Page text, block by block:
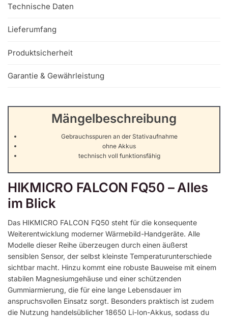
Technische Daten
Lieferumfang
Produktsicherheit
Garantie & Gewährleistung
Mängelbeschreibung
Gebrauchsspuren an der Stativaufnahme
ohne Akkus
technisch voll funktionsfähig
HIKMICRO FALCON FQ50 – Alles
im Blick
Das HIKMICRO FALCON FQ50 steht für die konsequente
Weiterentwicklung moderner Wärmebild-Handgeräte. Alle
Modelle dieser Reihe überzeugen durch einen äußerst
sensiblen Sensor, der selbst kleinste Temperaturunterschiede
sichtbar macht. Hinzu kommt eine robuste Bauweise mit einem
stabilen Magnesiumgehäuse und einer schützenden
Gummiarmierung, die für eine lange Lebensdauer im
anspruchsvollen Einsatz sorgt. Besonders praktisch ist zudem
die Nutzung handelsüblicher 18650 Li-Ion-Akkus, sodass du